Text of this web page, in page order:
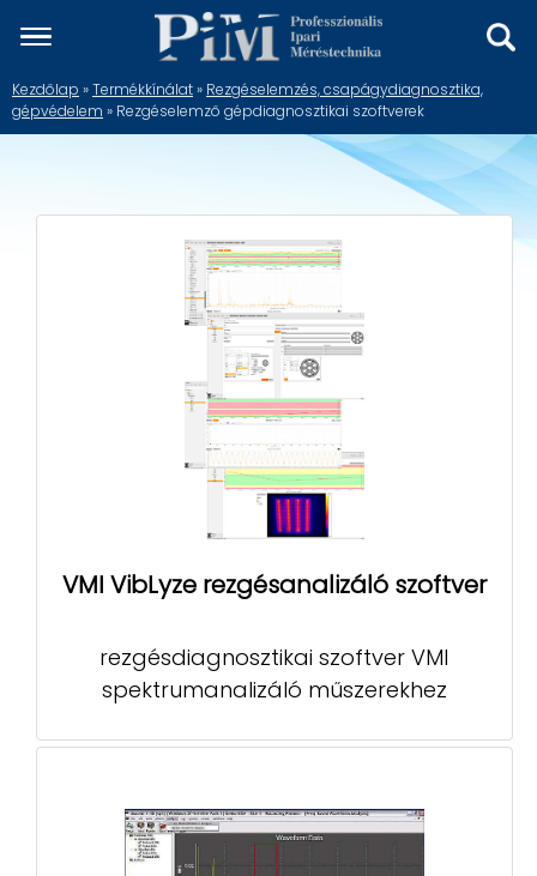
Kezdőlap »Termékkínálat» Rezgéselemzés, csapágydiagnosztika,
gépvédelem » Rezgéselemző gépdiagnosztikai szoftverek
VMI VibLyze rezgésanalizáló szoftver
rezgésdiagnosztikai szoftver VMI
spektrumanalizáló műszerekhez